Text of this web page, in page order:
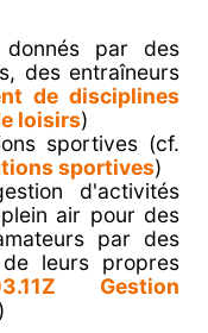
par des
des entraîneurs
de disciplines
loisirs)
sportives (cf.
sportives)
d'activités
air pour des
par des
de leurs propres
Gestion
)